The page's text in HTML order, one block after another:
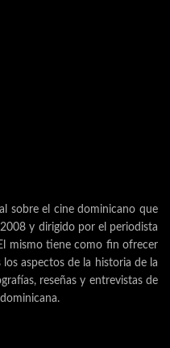
sobre el cine dominicano que
y dirigido por el periodista
mismo tiene como fin ofrecer
aspectos de la historia de la
reseñas y entrevistas de